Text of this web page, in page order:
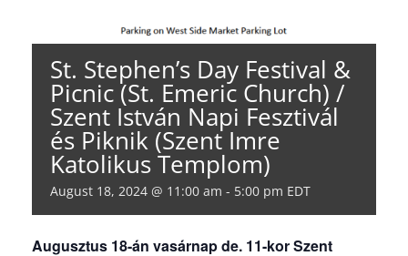
St. Stephen’s Day Festival &
Picnic (St. Emeric Church) /
Szent István Napi Fesztivál
és Piknik (Szent Imre
Katolikus Templom)
August 18, 2024 @ 11:00 am - 5:00 pm EDT
Augusztus 18-án vasárnap de. 11-kor Szent